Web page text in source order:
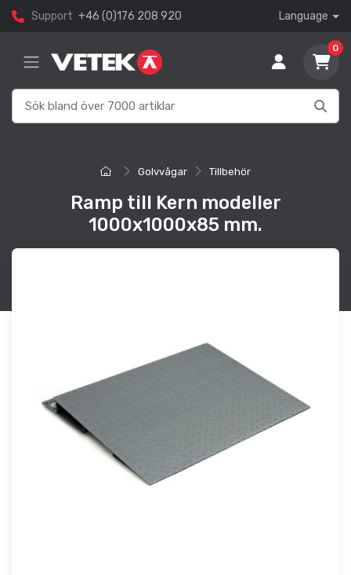
Support +46 (0)176 208 920 Language
0
Golvvågar Tillbehör
Ramp till Kern modeller
1000x1000x85 mm.